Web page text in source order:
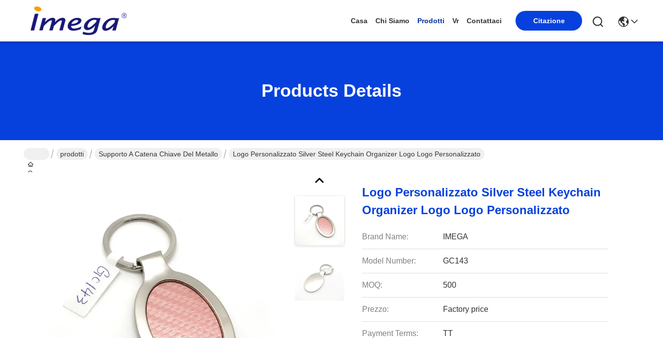
Casa Chi Siamo Prodotti Vr Contattaci Citazione
Products Details
Casa
prodotti Supporto A Catena Chiave Del Metallo Logo Personalizzato Silver Steel Keychain Organizer Logo Logo Personalizzato
Logo Personalizzato Silver Steel Keychain
Organizer Logo Logo Personalizzato
Brand Name: IMEGA
Model Number: GC143
MOQ: 500
Prezzo: Factory price
Payment Terms: TT